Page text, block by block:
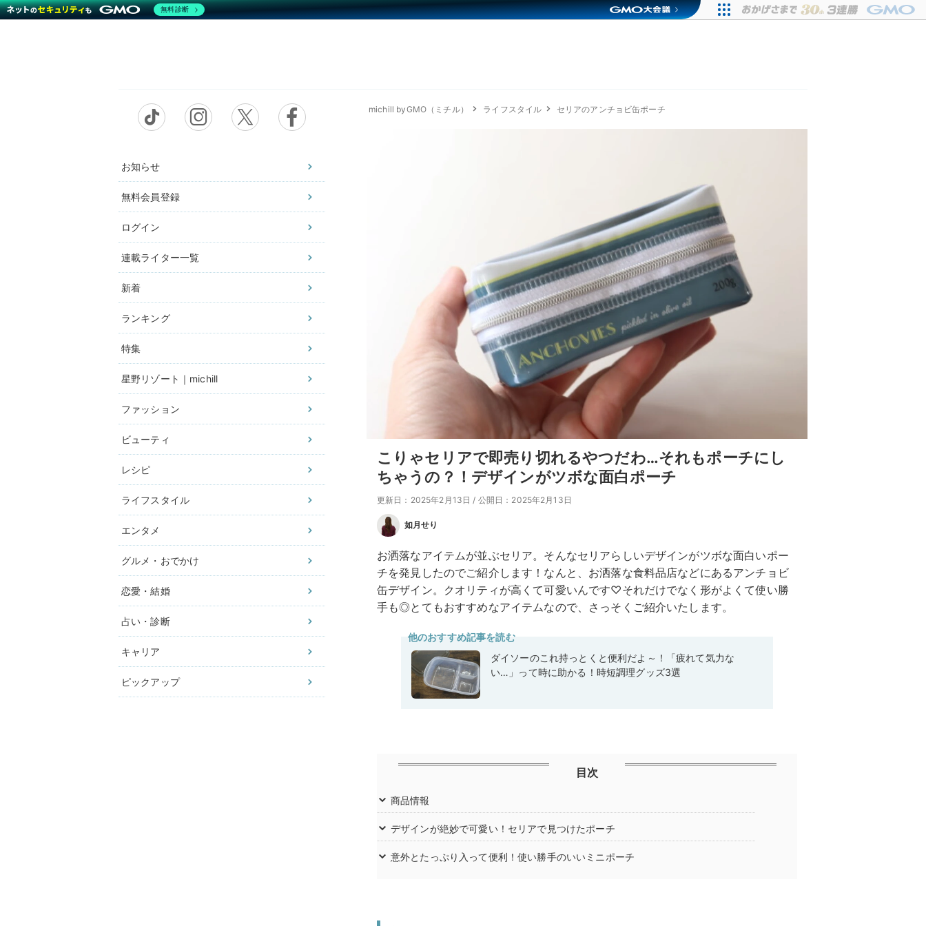
お知らせ
無料会員登録
ログイン
連載ライター一覧
新着
ランキング
特集
星野リゾート｜michill
ファッション
ビューティ
レシピ
ライフスタイル
エンタメ
グルメ・おでかけ
恋愛・結婚
占い・診断
キャリア
ピックアップ
michill byGMO（ミチル） ライフスタイル セリアのアンチョビ缶ポーチ
こりゃセリアで即売り切れるやつだわ…それもポーチにし
ちゃうの？！デザインがツボな面白ポーチ
更新日：2025年2月13日 / 公開日：2025年2月13日
如月せり
お洒落なアイテムが並ぶセリア。そんなセリアらしいデザインがツボな面白いポー
チを発見したのでご紹介します！なんと、お洒落な食料品店などにあるアンチョビ
缶デザイン。クオリティが高くて可愛いんです♡それだけでなく形がよくて使い勝
手も◎とてもおすすめなアイテムなので、さっそくご紹介いたします。
他のおすすめ記事を読む
ダイソーのこれ持っとくと便利だよ～！「疲れて気力な
い…」って時に助かる！時短調理グッズ3選
目次
商品情報
デザインが絶妙で可愛い！セリアで見つけたポーチ
意外とたっぷり入って便利！使い勝手のいいミニポーチ
無料診断